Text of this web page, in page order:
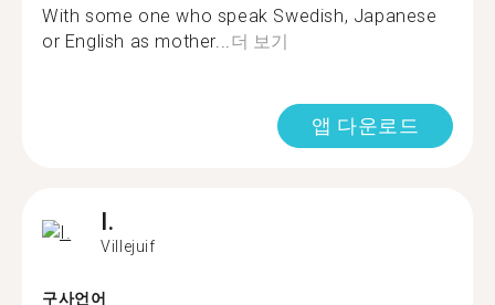
With some one who speak Swedish, Japanese
or English as mother...더 보기
앱 다운로드
I.
Villejuif
구사언어